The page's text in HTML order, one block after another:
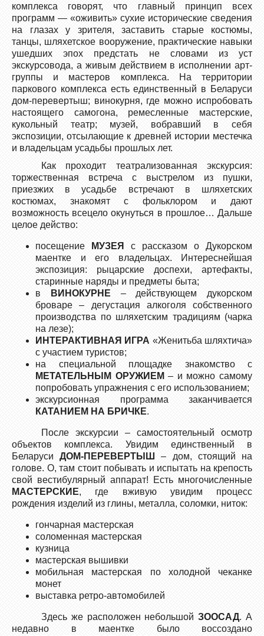
комплекса говорят, что главный принцип всех
программ — «оживить» сухие исторические сведения
на глазах у зрителя, заставить старые костюмы,
танцы, шляхетское вооружение, практические навыки
ушедших эпох предстать не словами из уст
экскурсовода, а живым действием в исполнении арт-
группы и мастеров комплекса. На территории
паркового комплекса есть единственный в Беларуси
дом-перевертыш; винокурня, где можно испробовать
настоящего самогона, ремесленные мастерские,
кукольный театр; музей, вобравший в себя
экспозиции, отсылающие к древней истории местечка
и владельцам усадьбы прошлых лет.
Как проходит театрализованная экскурсия:
торжественная встреча с выстрелом из пушки,
приезжих в усадьбе встречают в шляхетских
костюмах, знакомят с фольклором и дают
возможность всецело окунуться в прошлое… Дальше
целое действо:
посещение МУЗЕЯ
с рассказом о Дукорском
маентке и его владельцах. Интереснейшая
экспозиция: рыцарские доспехи, артефакты,
старинные наряды и предметы быта;
в
ВИНОКУРН Е – действующем дукорском
броваре – дегустация алкоголя собственного
производства по шляхетским традициям (чарка
на лезе);
ИНТЕРАКТИВНАЯ ИГРА «Женитьба шляхтича»
с участием туристов;
на специальной площадке знакомство с
МЕТАТЕЛЬН ЫМ ОРУЖИ ЕМ – и можно самому
попробовать упражнения с его использованием;
экскурсионная программа заканчивается
КАТАНИЕМ НА БРИЧКЕ.
После экскурсии – самостоятельный осмотр
объектов комплекса. Увидим единственный в
БеларусиДОМ-ПЕРЕВЕРТЫШ
– дом, стоящий на
голове. О, там стоит побывать и испытать на крепость
свой вестибулярный аппарат! Есть многочисленные
МАСТЕРСКИЕ, где вживую увидим процесс
рождения изделий из глины, металла, соломки, ниток:
гончарная мастерская
соломенная мастерская
кузница
мастерская вышивки
мобильная мастерская по холодной чеканке
монет
выставка ретро-автомобилей
Здесь же расположен небольшойЗООСАД. А
недавно в маентке было воссоздано